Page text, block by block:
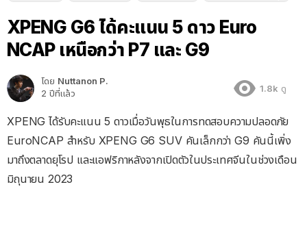
XPENG G6 ได้คะแนน 5 ดาว Euro
NCAP เหนือกว่า P7 และ G9
โดย Nuttanon P.
2 ปีที่แล้ว
1.8k ดู
XPENG ได้รับคะแนน 5 ดาวเมื่อวันพุธในการทดสอบความปลอดภัย
EuroNCAP สําหรับ XPENG G6 SUV คันเล็กกว่า G9 คันนี้เพิ่ง
มาถึงตลาดยุโรป และแอฟริกาหลังจากเปิดตัวในประเทศจีนในช่วงเดือน
มิถุนายน 2023